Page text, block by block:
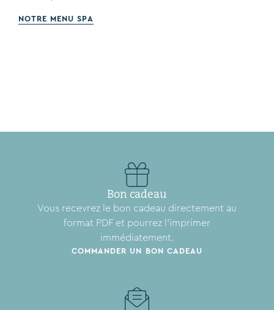
NOTRE MENU SPA
Bon cadeau
Vous recevrez le bon cadeau directement au
format PDF et pourrez l'imprimer
immédiatement.
COMMANDER UN BON CADEAU